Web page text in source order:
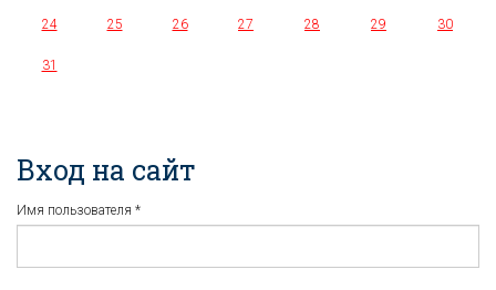
24 25 26 27 28 29 30
31
Вход на сайт
Имя пользователя *